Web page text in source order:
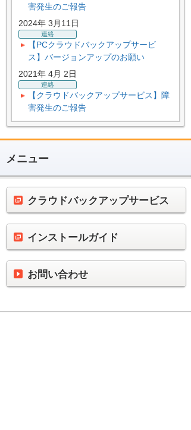
害発生のご報告
2024年 3月11日
連絡
【PCクラウドバックアップサービ
ス】バージョンアップのお願い
2021年 4月 2日
連絡
【クラウドバックアップサービス】障
害発生のご報告
メニュー
クラウドバックアップサービス
インストールガイド
お問い合わせ